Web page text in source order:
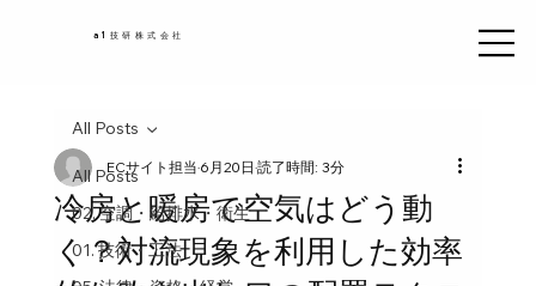
a1技研株式会社
All Posts
02. 空調・給排水・衛生
01. 技術・工法
All Posts
冷房と暖房で空気はどう動
く？対流現象を利用した効率
ECサイト担当6月20日 読了時間: 3分